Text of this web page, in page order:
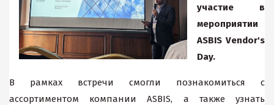
участие в
мероприятии
ASBIS Vendor's
Day.
В рамках встречи смогли познакомиться с
ассортиментом компании ASBIS, а также узнать